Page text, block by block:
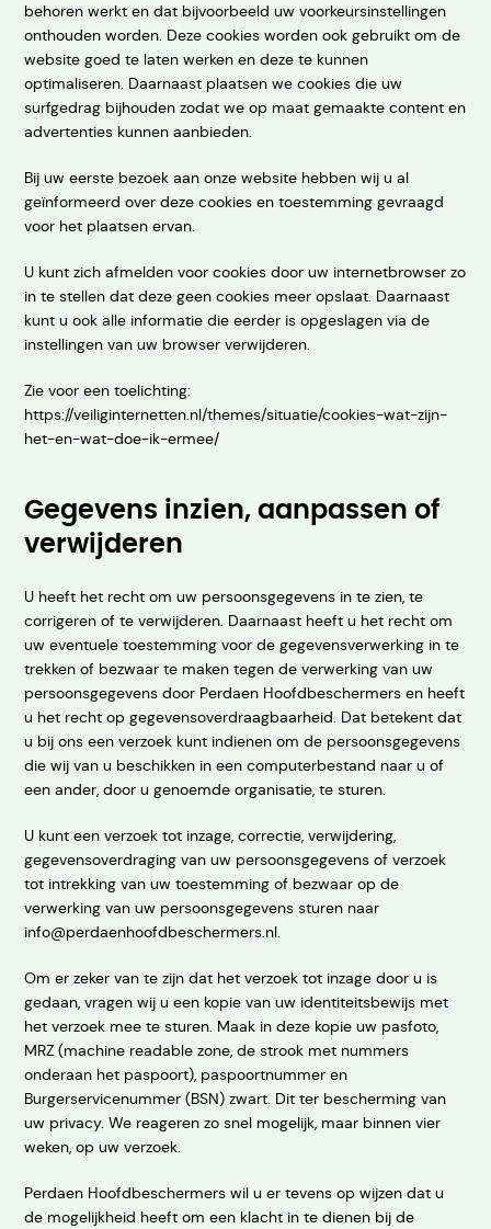
behoren werkt en dat bijvoorbeeld uw voorkeursinstellingen
onthouden worden. Deze cookies worden ook gebruikt om de
website goed te laten werken en deze te kunnen
optimaliseren. Daarnaast plaatsen we cookies die uw
surfgedrag bijhouden zodat we op maat gemaakte content en
advertenties kunnen aanbieden.
Bij uw eerste bezoek aan onze website hebben wij u al
geïnformeerd over deze cookies en toestemming gevraagd
voor het plaatsen ervan.
U kunt zich afmelden voor cookies door uw internetbrowser zo
in te stellen dat deze geen cookies meer opslaat. Daarnaast
kunt u ook alle informatie die eerder is opgeslagen via de
instellingen van uw browser verwijderen.
Zie voor een toelichting:
https://veiliginternetten.nl/themes/situatie/cookies-wat-zijn-
het-en-wat-doe-ik-ermee/
Gegevens inzien, aanpassen of
verwijderen
U heeft het recht om uw persoonsgegevens in te zien, te
corrigeren of te verwijderen. Daarnaast heeft u het recht om
uw eventuele toestemming voor de gegevensverwerking in te
trekken of bezwaar te maken tegen de verwerking van uw
persoonsgegevens door Perdaen Hoofdbeschermers en heeft
u het recht op gegevensoverdraagbaarheid. Dat betekent dat
u bij ons een verzoek kunt indienen om de persoonsgegevens
die wij van u beschikken in een computerbestand naar u of
een ander, door u genoemde organisatie, te sturen.
U kunt een verzoek tot inzage, correctie, verwijdering,
gegevensoverdraging van uw persoonsgegevens of verzoek
tot intrekking van uw toestemming of bezwaar op de
verwerking van uw persoonsgegevens sturen naar
info@perdaenhoofdbeschermers.nl.
Om er zeker van te zijn dat het verzoek tot inzage door u is
gedaan, vragen wij u een kopie van uw identiteitsbewijs met
het verzoek mee te sturen. Maak in deze kopie uw pasfoto,
MRZ (machine readable zone, de strook met nummers
onderaan het paspoort), paspoortnummer en
Burgerservicenummer (BSN) zwart. Dit ter bescherming van
uw privacy. We reageren zo snel mogelijk, maar binnen vier
weken, op uw verzoek.
Perdaen Hoofdbeschermers wil u er tevens op wijzen dat u
de mogelijkheid heeft om een klacht in te dienen bij de